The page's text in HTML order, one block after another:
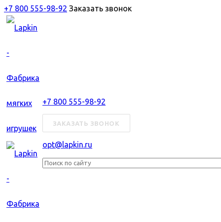
+7 800 555-98-92 Заказать звонок
+7 800 555-98-92
ЗАКАЗАТЬ ЗВОНОК
opt@lapkin.ru